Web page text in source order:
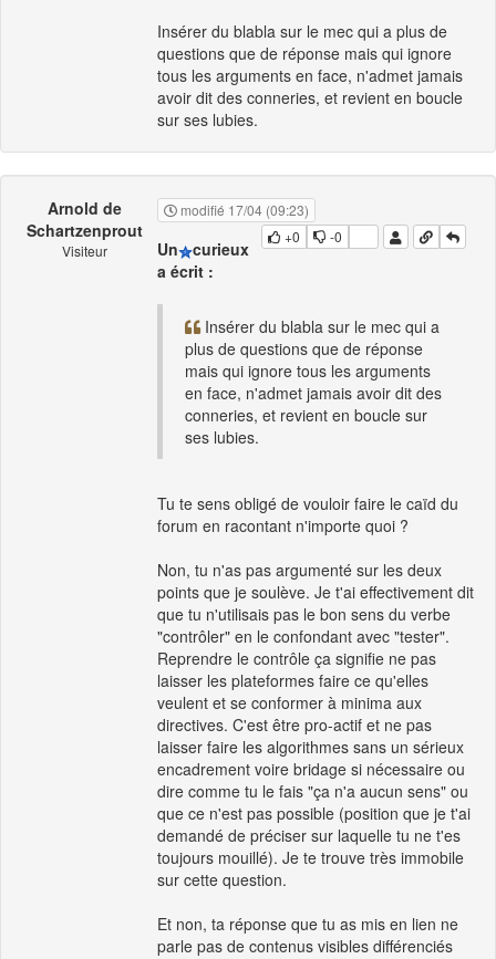
Insérer du blabla sur le mec qui a plus de
questions que de réponse mais qui ignore
tous les arguments en face, n'admet jamais
avoir dit des conneries, et revient en boucle
sur ses lubies.
Arnold de
Schartzenprout
Visiteur
modifié 17/04 (09:23)
+0
-0
Un
curieux
a écrit :
Insérer du blabla sur le mec qui a
plus de questions que de réponse
mais qui ignore tous les arguments
en face, n'admet jamais avoir dit des
conneries, et revient en boucle sur
ses lubies.
Tu te sens obligé de vouloir faire le caïd du
forum en racontant n'importe quoi ?
Non, tu n'as pas argumenté sur les deux
points que je soulève. Je t'ai effectivement dit
que tu n'utilisais pas le bon sens du verbe
"contrôler" en le confondant avec "tester".
Reprendre le contrôle ça signifie ne pas
laisser les plateformes faire ce qu'elles
veulent et se conformer à minima aux
directives. C'est être pro-actif et ne pas
laisser faire les algorithmes sans un sérieux
encadrement voire bridage si nécessaire ou
dire comme tu le fais "ça n'a aucun sens" ou
que ce n'est pas possible (position que je t'ai
demandé de préciser sur laquelle tu ne t'es
toujours mouillé). Je te trouve très immobile
sur cette question.
Et non, ta réponse que tu as mis en lien ne
parle pas de contenus visibles différenciés